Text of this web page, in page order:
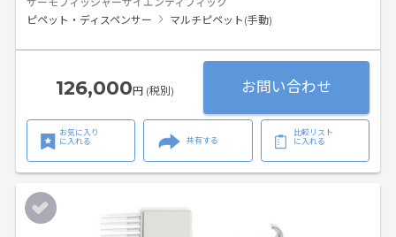
ピペット・ディスペンサー
マルチピペット(手動)
126,000円 (税別) お問い合わせ
お気に入り
に入れる
共有する
比較リスト
に入れる